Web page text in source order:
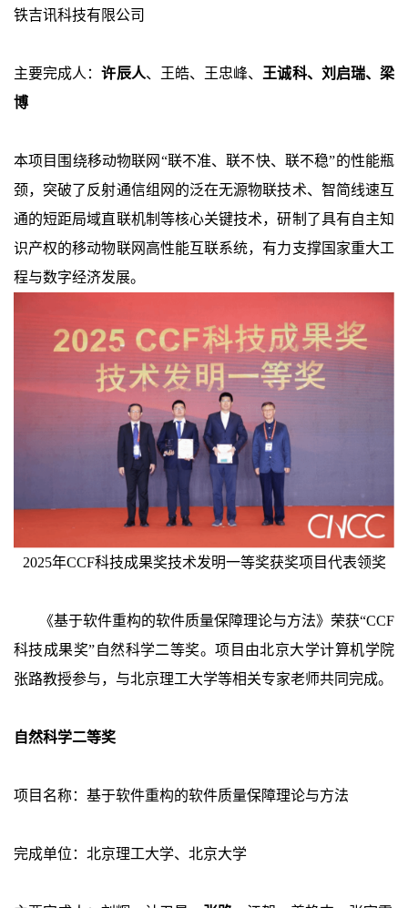
铁吉讯科技有限公司
主要完成人：许辰人、王皓、王忠峰、王诚科、刘启瑞、梁
博
本项目围绕移动物联网“联不准、联不快、联不稳”的性能瓶
颈，突破了反射通信组网的泛在无源物联技术、智简线速互
通的短距局域直联机制等核心关键技术，研制了具有自主知
识产权的移动物联网高性能互联系统，有力支撑国家重大工
程与数字经济发展。
2025年CCF科技成果奖技术发明一等奖获奖项目代表领奖
《基于软件重构的软件质量保障理论与方法》荣获“CCF
科技成果奖”自然科学二等奖。项目由北京大学计算机学院
张路教授参与，与北京理工大学等相关专家老师共同完成。
自然科学二等奖
项目名称：基于软件重构的软件质量保障理论与方法
完成单位：北京理工大学、北京大学